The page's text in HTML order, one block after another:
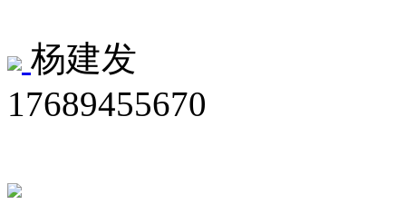
杨建发
17689455670